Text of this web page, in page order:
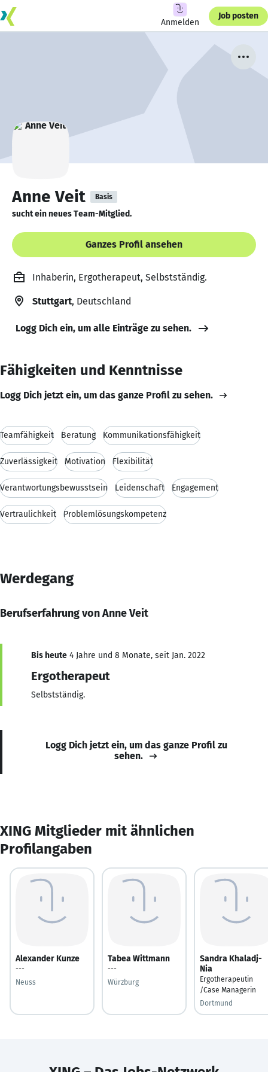
Anmelden
Job posten
Anne Veit Basis
sucht ein neues Team-Mitglied.
Ganzes Profil ansehen
Inhaberin, Ergotherapeut, Selbstständig.
Stuttgart, Deutschland
Logg Dich ein, um alle Einträge zu sehen.
Fähigkeiten und Kenntnisse
Logg Dich jetzt ein, um das ganze Profil zu sehen.
Teamfähigkeit Beratung Kommunikationsfähigkeit
Zuverlässigkeit Motivation Flexibilität
Verantwortungsbewusstsein Leidenschaft Engagement
Vertraulichkeit Problemlösungskompetenz
Werdegang
Berufserfahrung von Anne Veit
Bis heute 4 Jahre und 8 Monate, seit Jan. 2022
Ergotherapeut
Selbstständig.
Logg Dich jetzt ein, um das ganze Profil zu
sehen.
XING Mitglieder mit ähnlichen
Profilangaben
Alexander Kunze
---
Neuss
Tabea Wittmann
---
Würzburg
Sandra Khaladj-
Nia
Ergotherapeutin
/Case Managerin
Dortmund